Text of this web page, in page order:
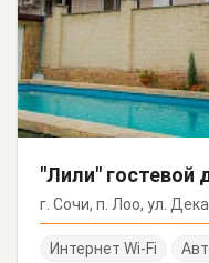
"Лили" гостевой
г. Сочи, п. Лоо, ул.
Интернет Wi-Fi